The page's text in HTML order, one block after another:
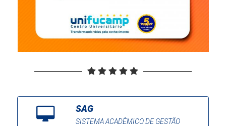
SAG
SISTEMA ACADÊMICO DE GESTÃO